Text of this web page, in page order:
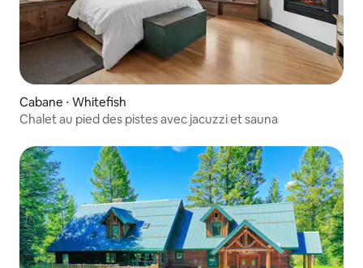
Cabane ⋅ Whitefish
Chalet au pied des pistes avec jacuzzi et sauna